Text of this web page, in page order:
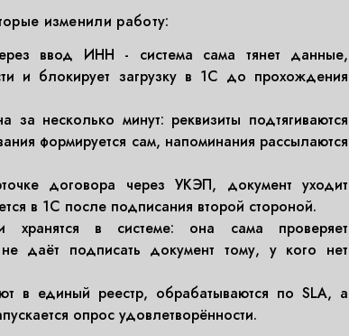
изменили работу:
ввод ИНН - система сама тянет данные,
и блокирует загрузку в 1С до прохождения
несколько минут: реквизиты подтягиваются
формируется сам, напоминания рассылаются
договора через УКЭП, документ уходит
в 1С после подписания второй стороной.
хранятся в системе: она сама проверяет
даёт подписать документ тому, у кого нет
в единый реестр, обрабатываются по SLA, а
опрос удовлетворённости.